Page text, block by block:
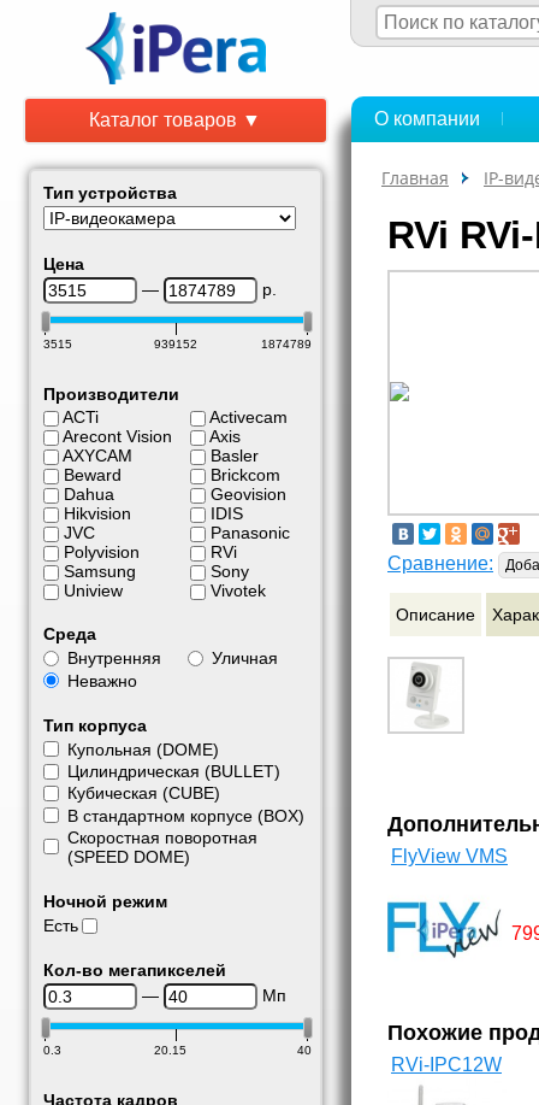
Каталог товаров ▼
Тип устройства
Цена
—
р.
3515 939152 1874789
Производители
ACTi
Arecont Vision
AXYCAM
Beward
Dahua
Hikvision
JVC
Polyvision
Samsung
Uniview
Activecam
Axis
Basler
Brickcom
Geovision
IDIS
Panasonic
RVi
Sony
Vivotek
Среда
Внутренняя
Уличная
Неважно
Тип корпуса
Купольная (DOME)
Цилиндрическая (BULLET)
Кубическая (CUBE)
В стандартном корпусе (BOX)
Скоростная поворотная
(SPEED DOME)
Ночной режим
Есть
Кол-во мегапикселей
—
Мп
0.3 20.15 40
Частота кадров
О компании
Главная IP-
RVi
Сравнение:
Описание
FlyView VMS
Похожие
RVi-IPC12W